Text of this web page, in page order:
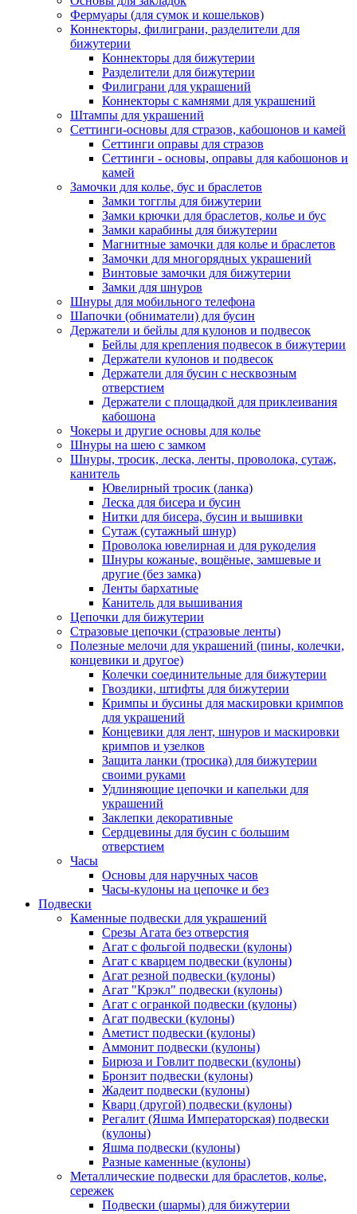
Фермуары (для сумок и кошельков)
Коннекторы, филиграни, разделители для
бижутерии
Коннекторы для бижутерии
Разделители для бижутерии
Филиграни для украшений
Коннекторы с камнями для украшений
Штампы для украшений
Сеттинги-основы для стразов, кабошонов и камей
Сеттинги оправы для стразов
Сеттинги - основы, оправы для кабошонов и
камей
Замочки для колье, бус и браслетов
Замки тогглы для бижутерии
Замки крючки для браслетов, колье и бус
Замки карабины для бижутерии
Магнитные замочки для колье и браслетов
Замочки для многорядных украшений
Винтовые замочки для бижутерии
Замки для шнуров
Шнуры для мобильного телефона
Шапочки (обниматели) для бусин
Держатели и бейлы для кулонов и подвесок
Бейлы для крепления подвесок в бижутерии
Держатели кулонов и подвесок
Держатели для бусин с несквозным
отверстием
Держатели с площадкой для приклеивания
кабошона
Чокеры и другие основы для колье
Шнуры на шею с замком
Шнуры, тросик, леска, ленты, проволока, сутаж,
канитель
Ювелирный тросик (ланка)
Леска для бисера и бусин
Нитки для бисера, бусин и вышивки
Сутаж (сутажный шнур)
Проволока ювелирная и для рукоделия
Шнуры кожаные, вощёные, замшевые и
другие (без замка)
Ленты бархатные
Канитель для вышивания
Цепочки для бижутерии
Стразовые цепочки (стразовые ленты)
Полезные мелочи для украшений (пины, колечки,
концевики и другое)
Колечки соединительные для бижутерии
Гвоздики, штифты для бижутерии
Кримпы и бусины для маскировки кримпов
для украшений
Концевики для лент, шнуров и маскировки
кримпов и узелков
Защита ланки (тросика) для бижутерии
своими руками
Удлиняющие цепочки и капельки для
украшений
Заклепки декоративные
Сердцевины для бусин с большим
отверстием
Часы
Основы для наручных часов
Часы-кулоны на цепочке и без
Подвески
Каменные подвески для украшений
Срезы Агата без отверстия
Агат с фольгой подвески (кулоны)
Агат с кварцем подвески (кулоны)
Агат резной подвески (кулоны)
Агат "Крэкл" подвески (кулоны)
Агат с огранкой подвески (кулоны)
Агат подвески (кулоны)
Аметист подвески (кулоны)
Аммонит подвески (кулоны)
Бирюза и Говлит подвески (кулоны)
Бронзит подвески (кулоны)
Жадеит подвески (кулоны)
Кварц (другой) подвески (кулоны)
Регалит (Яшма Императорская) подвески
(кулоны)
Яшма подвески (кулоны)
Разные каменные (кулоны)
Металлические подвески для браслетов, колье,
сережек
Подвески (шармы) для бижутерии